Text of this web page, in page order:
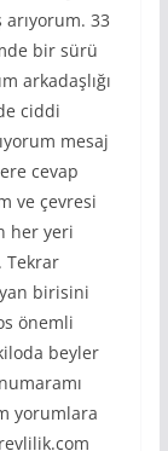
arıyorum. 33
bir sürü
arkadaşlığı
ciddi
mesaj
cevap
ve çevresi
her yeri
Tekrar
birisini
önemli
beyler
yorumlara